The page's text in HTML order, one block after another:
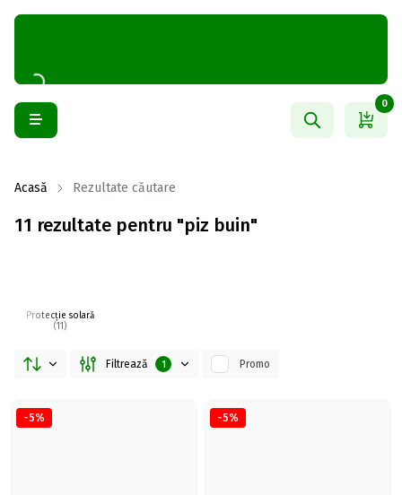
0
Acasă Rezultate căutare
11 rezultate pentru "piz buin"
Protecție solară
(11)
Filtrează 1 Promo
-5% -5%